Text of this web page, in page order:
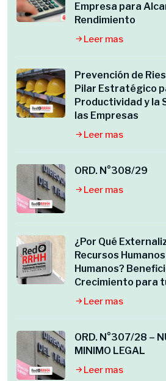
Empresa para
Rendimiento
Leer mas
Prevención de
Pilar Estratégico
Productividad y la
las Empresas
Leer mas
ORD. N°308/29
Leer mas
¿Por Qué
Recursos
Humanos?
Crecimiento para
Leer mas
ORD. N°307/28 –
MINIMO LEGAL
Leer mas